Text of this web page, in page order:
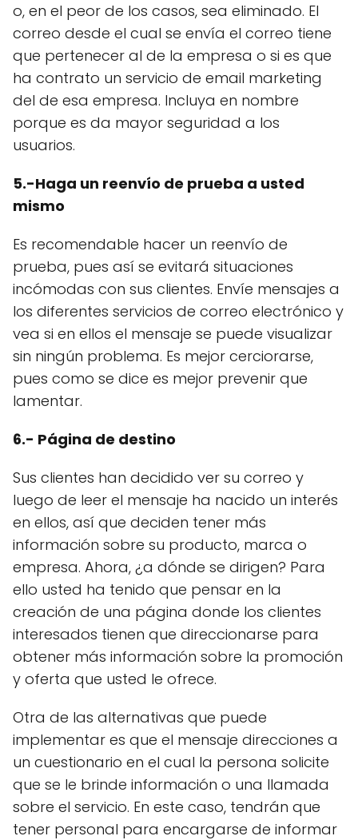
o, en el peor de los casos, sea eliminado. El
correo desde el cual se envía el correo tiene
que pertenecer al de la empresa o si es que
ha contrato un servicio de email marketing
del de esa empresa. Incluya en nombre
porque es da mayor seguridad a los
usuarios.
5.-Haga un reenvío de prueba a usted
mismo
Es recomendable hacer un reenvío de
prueba, pues así se evitará situaciones
incómodas con sus clientes. Envíe mensajes a
los diferentes servicios de correo electrónico y
vea si en ellos el mensaje se puede visualizar
sin ningún problema. Es mejor cerciorarse,
pues como se dice es mejor prevenir que
lamentar.
6.- Página de destino
Sus clientes han decidido ver su correo y
luego de leer el mensaje ha nacido un interés
en ellos, así que deciden tener más
información sobre su producto, marca o
empresa. Ahora, ¿a dónde se dirigen? Para
ello usted ha tenido que pensar en la
creación de una página donde los clientes
interesados tienen que direccionarse para
obtener más información sobre la promoción
y oferta que usted le ofrece.
Otra de las alternativas que puede
implementar es que el mensaje direcciones a
un cuestionario en el cual la persona solicite
que se le brinde información o una llamada
sobre el servicio. En este caso, tendrán que
tener personal para encargarse de informar